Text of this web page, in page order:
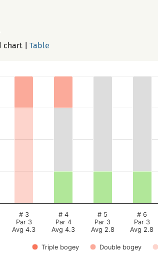
chart Table
Triple bogey Double bogey
# 3
Par 3
Avg 4.3
# 4
Par 4
Avg 4.3
# 5
Par 3
Avg 2.8
# 6
Par 3
Avg 2.8